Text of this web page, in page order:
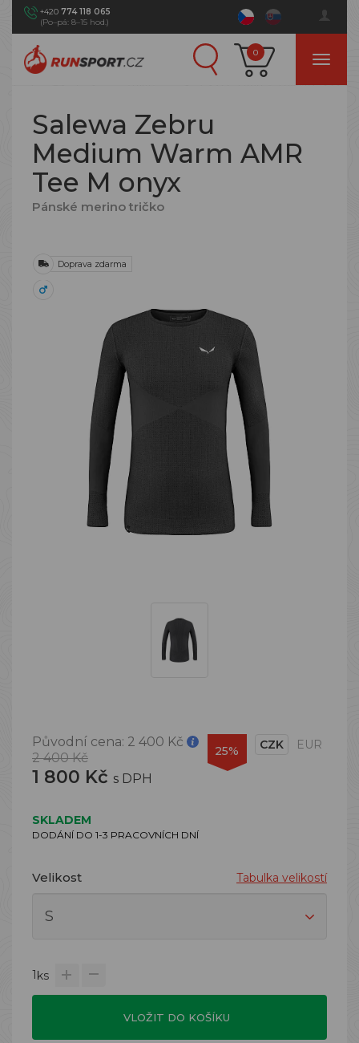
+420 774 118 065
(Po–pá: 8–15 hod.)
0
Salewa Zebru
Medium Warm AMR
Tee M onyx
Pánské merino tričko
Doprava zdarma
Původní cena: 2 400 Kč
2 400 Kč
1 800 Kč s DPH
25% CZK EUR
SKLADEM
DODÁNÍ DO 1-3 PRACOVNÍCH DNÍ
Velikost Tabulka velikostí
1ks
VLOŽIT DO KOŠÍKU